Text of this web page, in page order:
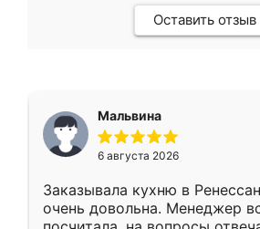
Оставить отзыв
Мальвина
6 августа 2026
Заказывала кухню в
очень довольна. Менеджер